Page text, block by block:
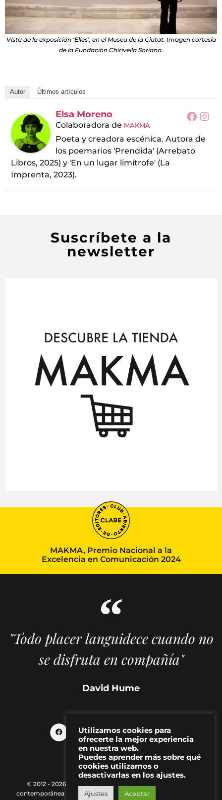
Vista de la exposición ‘Elles’, en el Museu de la Ciutat. Imagen cortesía
de la Fundación Chirivella Soriano.
Autor Últimos artículos
Elsa Moreno
Colaboradora de MAKMA
Poeta y creadora escénica. Autora de
los poemarios 'Prendida' (Arrebato
Libros, 2025) y 'En un lugar limítrofe' (La
Imprenta, 2023).
Suscríbete a la
newsletter
MAKMA, Premio Nacional a la
Excelencia en Comunicación 2024
"Todo placer languidece cuando no
se disfruta en compañía"
David Hume
© 2012 - 2026 MAKMA | Revista de artes visuales y cultura
contemporánea |
Política de Privacidad|Aviso Legal
Utilizamos cookies para
ofrecerte la mejor experiencia
en nuestra web.
Puedes aprender más sobre qué
cookies utilizamos o
desactivarlas en los ajustes.
Ajustes Aceptar